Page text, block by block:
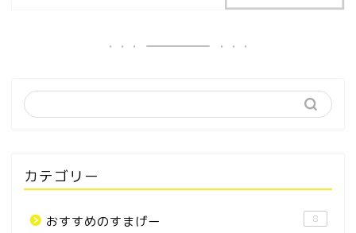
カテゴリー
おすすめのすまげー 8